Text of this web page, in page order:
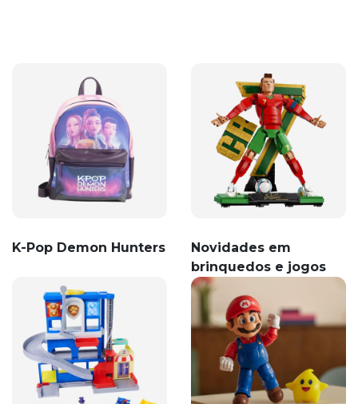
K-Pop Demon Hunters
Novidades em
brinquedos e jogos